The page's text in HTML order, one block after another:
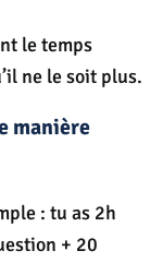
le temps
ne le soit plus.
manière
: tu as 2h
+ 20